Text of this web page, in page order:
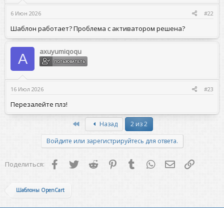
6 Июн 2026 #22
Шаблон работает? Проблема с активатором решена?
A axuyumiqoqu
ПОЛЬЗОВАТЕЛЬ
16 Июл 2026 #23
Перезалейте плз!
First Назад
2 из 2
Войдите или зарегистрируйтесь для ответа.
Поделиться: FacebookTwitter Reddit PinterestTumblr WhatsAppЭлектронная
Шаблоны OpenCart